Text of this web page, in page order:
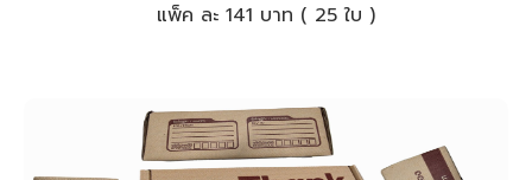
แพ็ค ละ 141 บาท ( 25 ใบ )